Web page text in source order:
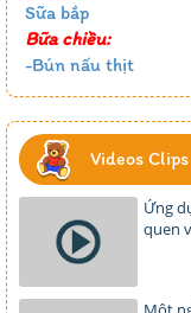
Sữa bắp
Bữa chiều:
-Bún nấu thịt
Videos Clips
Ứng
quen